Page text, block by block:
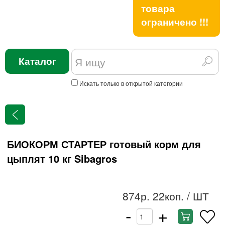
товара
ограничено !!!
Каталог
Искать только в открытой категории
БИОКОРМ СТАРТЕР готовый корм для
цыплят 10 кг Sibagros
874р. 22коп. / ШТ
- +